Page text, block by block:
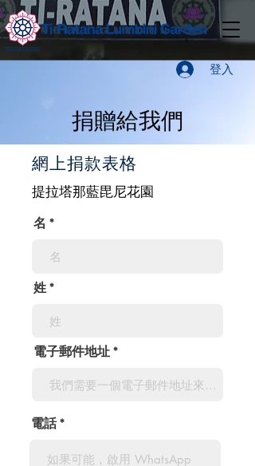
登入
捐贈給我們
網上捐款表格
提拉塔那藍毘尼花園
名
姓
電子郵件地址
電話